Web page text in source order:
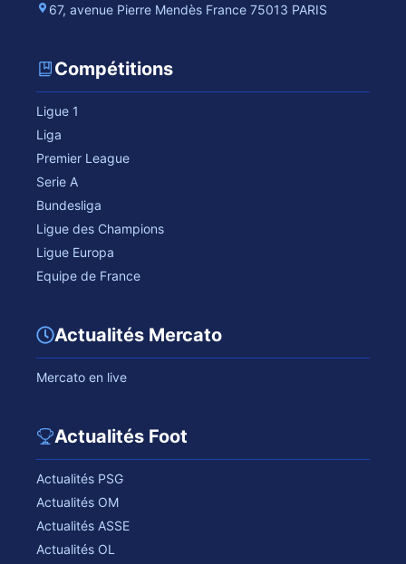
67, avenue Pierre Mendès France 75013 PARIS
Compétitions
Ligue 1
Liga
Premier League
Serie A
Bundesliga
Ligue des Champions
Ligue Europa
Equipe de France
Actualités Mercato
Mercato en live
Actualités Foot
Actualités PSG
Actualités OM
Actualités ASSE
Actualités OL